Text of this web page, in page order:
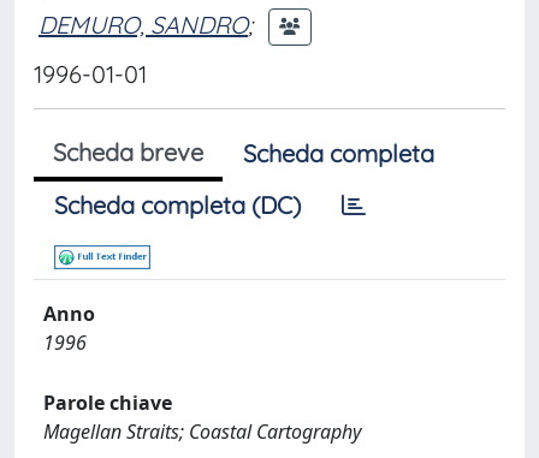
DEMURO, SANDRO;
1996-01-01
Scheda breve
Scheda completa
Scheda completa (DC)
Anno
1996
Parole chiave
Magellan Straits; Coastal Cartography